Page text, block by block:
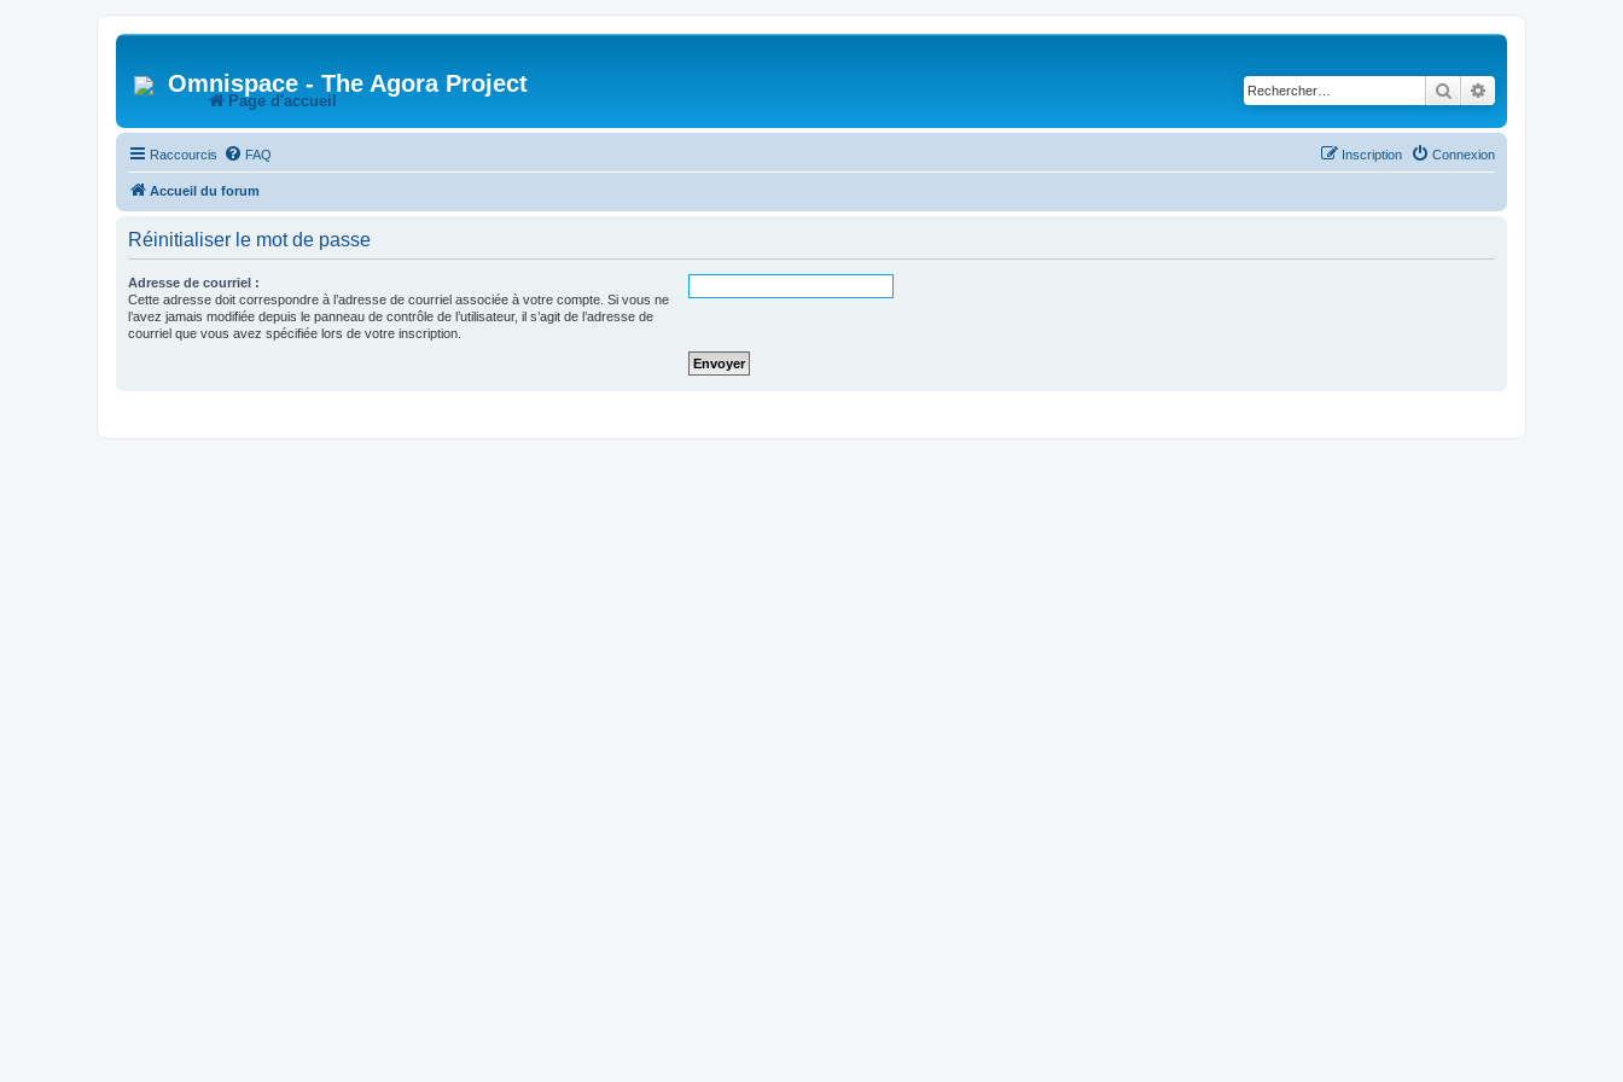
Omnispace - The Agora Project
Page d'accueil
Rechercher
Raccourcis FAQ Connexion
Inscription
Accueil du forum
Réinitialiser le mot de passe
Adresse de courriel :
Cette adresse doit correspondre à l’adresse de courriel associée à votre compte. Si vous ne
l’avez jamais modifiée depuis le panneau de contrôle de l’utilisateur, il s’agit de l’adresse de
courriel que vous avez spécifiée lors de votre inscription.